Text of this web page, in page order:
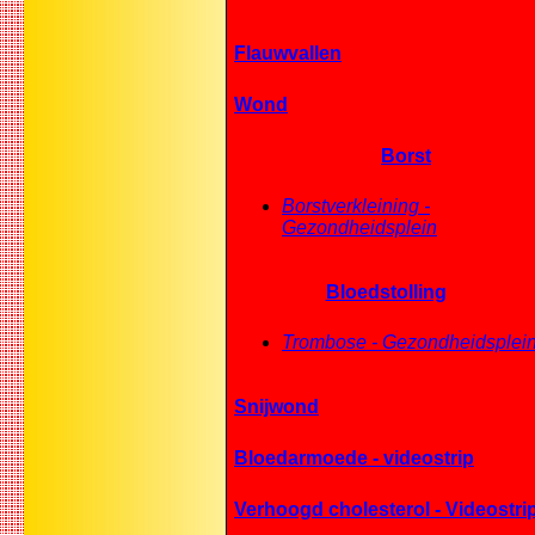
Flauwvallen
Wond
Borst
Borstverkleining -
Gezondheidsplein
Bloedstolling
Trombose -
Snijwond
Bloedarmoede - videostrip
Verhoogd cholesterol -